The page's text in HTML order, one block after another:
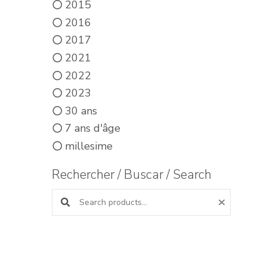
2015
2016
2017
2021
2022
2023
30 ans
7 ans d'âge
millesime
Rechercher / Buscar / Search
Search products: